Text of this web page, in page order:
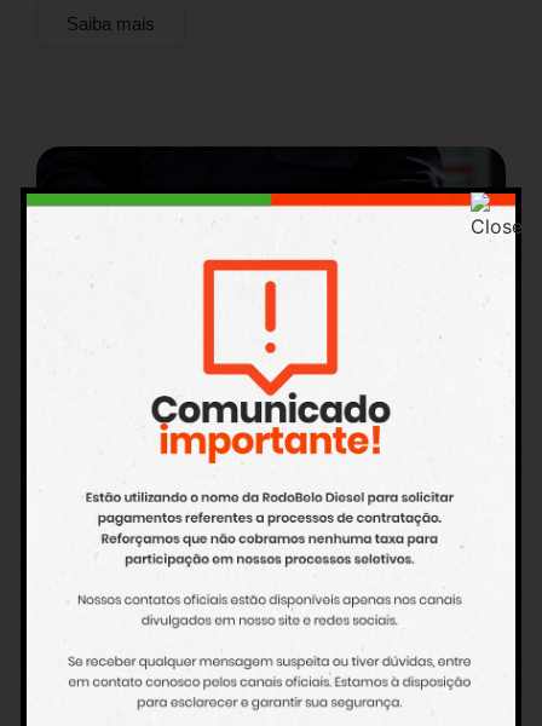
Saiba mais
Venda de Lubrificantes
Oferecemos uma linha completa de lubrificantes para
todos os tipos de motores e máquinas, garantindo
proteção, durabilidade e desempenho superior.
Saiba mais